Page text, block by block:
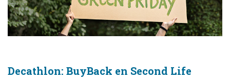
Decathlon: BuyBack en Second Life